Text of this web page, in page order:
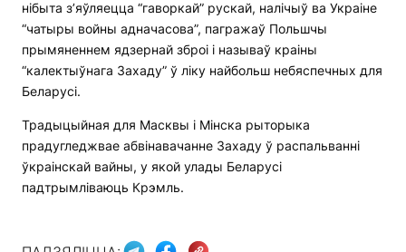
нібыта з’яўляецца “гаворкай” рускай, налічыў ва Украіне
“чатыры войны адначасова”, пагражаў Польшчы
прымяненнем ядзернай зброі і называў краіны
“калектыўнага Захаду” ў ліку найбольш небяспечных для
Беларусі.
Традыцыйная для Масквы і Мінска рыторыка
прадугледжвае абвінавачанне Захаду ў распальванні
ўкраінскай вайны, у якой улады Беларусі
падтрымліваюць Крэмль.